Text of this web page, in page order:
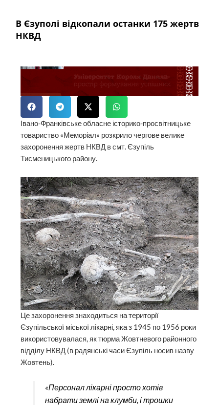
В Єзуполі відкопали останки 175 жертв
НКВД
Івано-Франківське обласне історико-просвітницьке
товариство «Меморіал» розкрило чергове велике
захоронення жертв НКВД в смт. Єзупіль
Тисменицького району.
Це захоронення знаходиться на території
Єзупільської міської лікарні, яка з 1945 по 1956 роки
використовувалася, як тюрма Жовтневого районного
відділу НКВД (в радянські часи Єзупіль носив назву
Жовтень).
«Персонал лікарні просто хотів
набрати землі на клумби, і трошки